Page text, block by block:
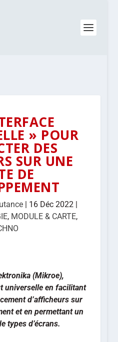
» POUR
DES
SUR UNE
DE
| 16 Déc 2022 |
, MODULE & CARTE,
(Mikroe),
universelle en facilitant
d’afficheurs sur
et en permettant un
types d’écrans.